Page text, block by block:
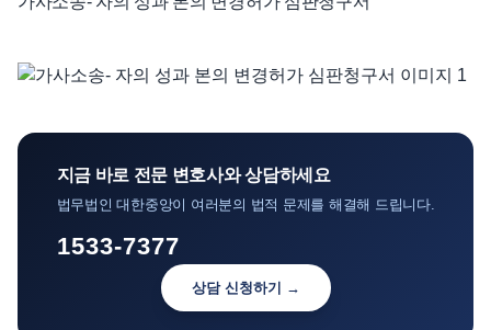
법률 블로그
뉴스레터/브로슈어
지금 바로 전문 변호사와 상담하세요
법무법인 대한중앙이 여러분의 법적 문제를 해결해 드립니다.
1533-7377
상담 신청하기 →